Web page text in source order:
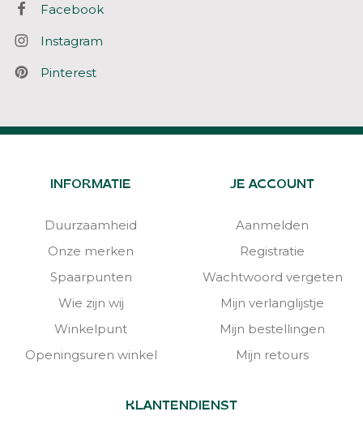
Facebook
Instagram
Pinterest
INFORMATIE
Duurzaamheid
Onze merken
Spaarpunten
Wie zijn wij
Winkelpunt
Openingsuren winkel
JE ACCOUNT
Aanmelden
Registratie
Wachtwoord vergeten
Mijn verlanglijstje
Mijn bestellingen
Mijn retours
KLANTENDIENST